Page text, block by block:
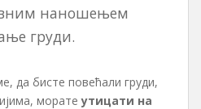
наношењем
груди.
да бисте повећали груди,
моратеутицати на